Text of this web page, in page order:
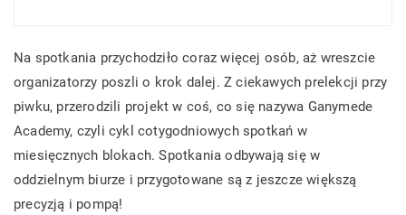
Na spotkania przychodziło coraz więcej osób, aż wreszcie
organizatorzy poszli o krok dalej. Z ciekawych prelekcji przy
piwku, przerodzili projekt w coś, co się nazywa Ganymede
Academy, czyli cykl cotygodniowych spotkań w
miesięcznych blokach. Spotkania odbywają się w
oddzielnym biurze i przygotowane są z jeszcze większą
precyzją i pompą!